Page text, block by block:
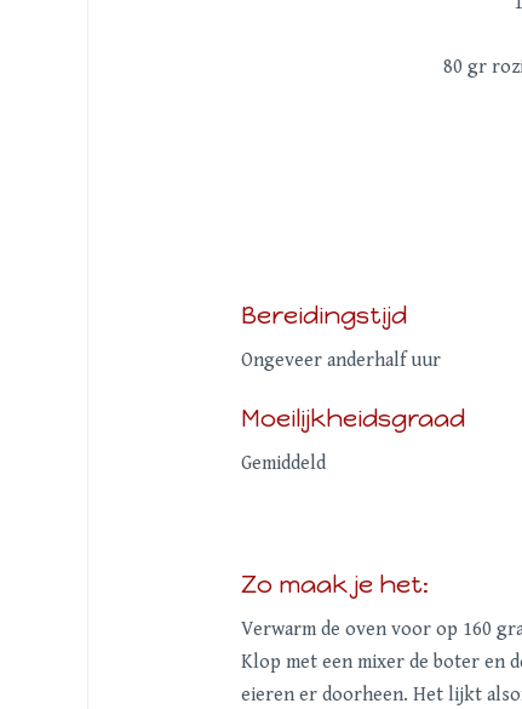
80 gr
Bereidingstijd
Ongeveer anderhalf uur
Moeilijkheidsgraad
Gemiddeld
Zo maak je het:
Verwarm de oven voor op 160
Klop met een mixer de boter en
eieren er doorheen. Het lijkt